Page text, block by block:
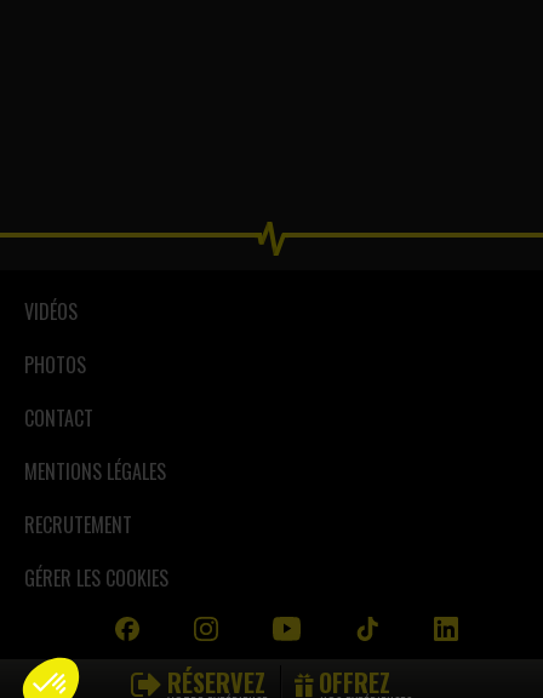
RÉSERVEZ OFFREZ
VIDÉOS
PHOTOS
CONTACT
MENTIONS LÉGALES
RECRUTEMENT
GÉRER LES COOKIES